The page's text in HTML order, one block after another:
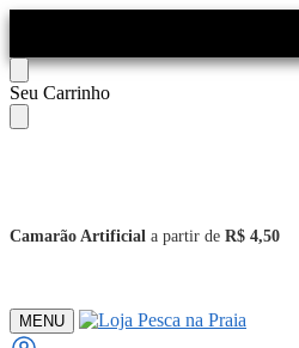
Skip
to
navigation
Skip
to
content
Seu Carrinho
Camarão Artificial a partir de R$ 4,50
MENU